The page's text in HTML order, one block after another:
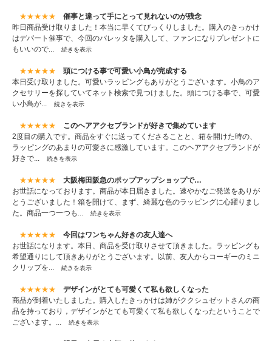
★★★★★
催事と違って手にとって見れないのが残念
昨日商品受け取りました！本当に早くてびっくりしました。購入のきっかけ
はデパート催事で、今回のバレッタを購入して、ファンになりプレゼントに
もいいので...
続きを表示
★★★★★
頭につける事で可愛い小鳥が完成する
本日受け取りました。可愛いラッピングもありがとうございます。小鳥のア
クセサリーを探していてネット検索で見つけました。頭につける事で、可愛
い小鳥が...
続きを表示
★★★★★
このヘアアクセブランドが好きで集めています
2度目の購入です。商品をすぐに送ってくださることと、箱を開けた時の、
ラッピングのあまりの可愛さに感激しています。このヘアアクセブランドが
好きで...
続きを表示
★★★★★
大阪梅田阪急のポップアップショップで…
お世話になっております。商品が本日届きました。速やかなご発送をありが
とうございました！箱を開けて、まず、綺麗な色のラッピングに心躍りまし
た。商品一つ一つも...
続きを表示
★★★★★
今回はワンちゃん好きの友人達へ
お世話になります。本日、商品を受け取りさせて頂きました。ラッピングも
希望通りにして頂きありがとうございます。以前、友人からコーギーのミニ
クリップを...
続きを表示
★★★★★
デザインがとても可愛くて私も欲しくなった
商品が到着いたしました。購入したきっかけは姉がククシュゼットさんの商
品を持っており，デザインがとても可愛くて私も欲しくなったということで
ございます。...
続きを表示